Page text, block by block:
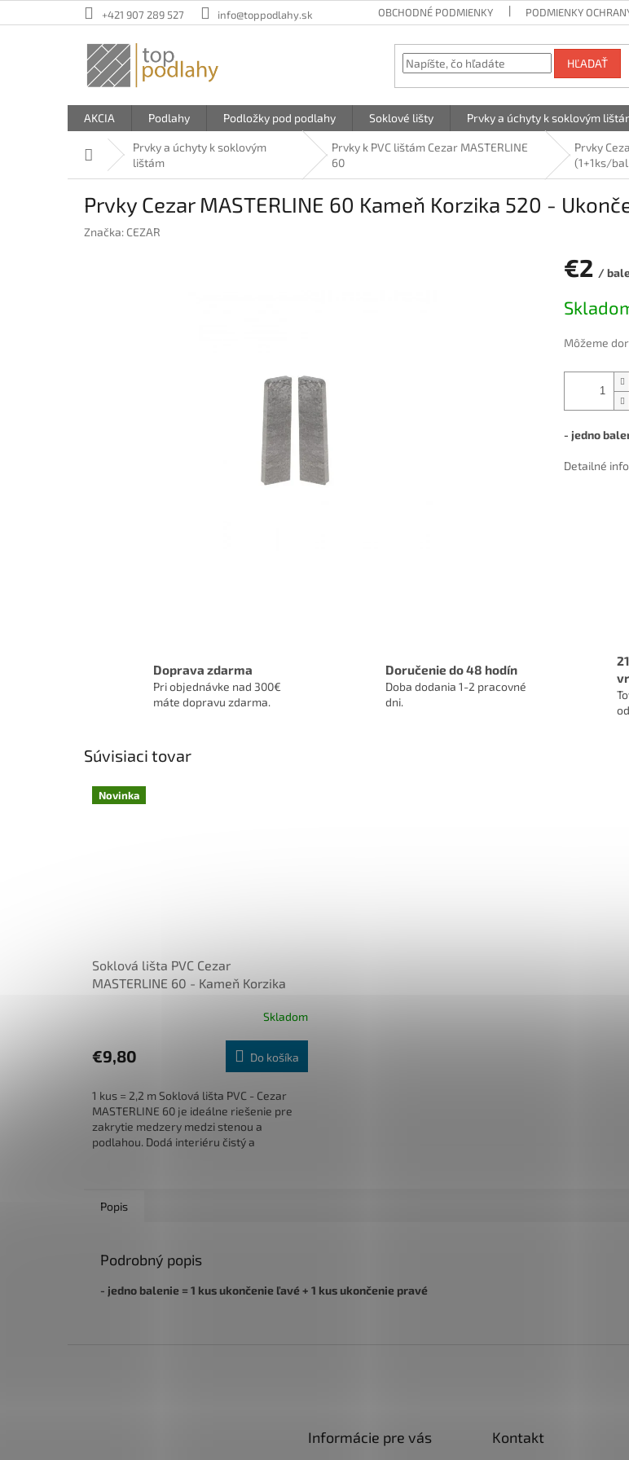
na
+421 907 289 527 info@toppodlahy.sk OBCHODNÉ PODMIENKY PODMIENKY
HĽADAŤ
AKCIA Podlahy Podložky pod podlahy Soklové lišty Prvky a úchyty k soklovým
Domov
Prvky a úchyty k soklovým
lištám
Prvky k PVC lištám Cezar MASTERLINE
60
Prvky
(1+1ks/
Prvky Cezar MASTERLINE 60 Kameň Korzika 520 -
Značka: CEZAR
€2 /
cena:
Môžeme
- jedno
Detailné
Doprava zdarma
Pri objednávke nad 300€
máte dopravu zdarma.
Doručenie do 48 hodín
Doba dodania 1-2 pracovné
dni.
Súvisiaci tovar
Novinka
Soklová lišta PVC Cezar
MASTERLINE 60 - Kameň Korzika
Skladom
€9,80 Do košíka
1 kus = 2,2 m Soklová lišta PVC - Cezar
MASTERLINE 60 je ideálne riešenie pre
zakrytie medzery medzi stenou a
podlahou. Dodá interiéru čistý a
Popis
Podrobný popis
- jedno balenie = 1 kus ukončenie ľavé + 1 kus ukončenie pravé
Informácie pre vás Kontakt